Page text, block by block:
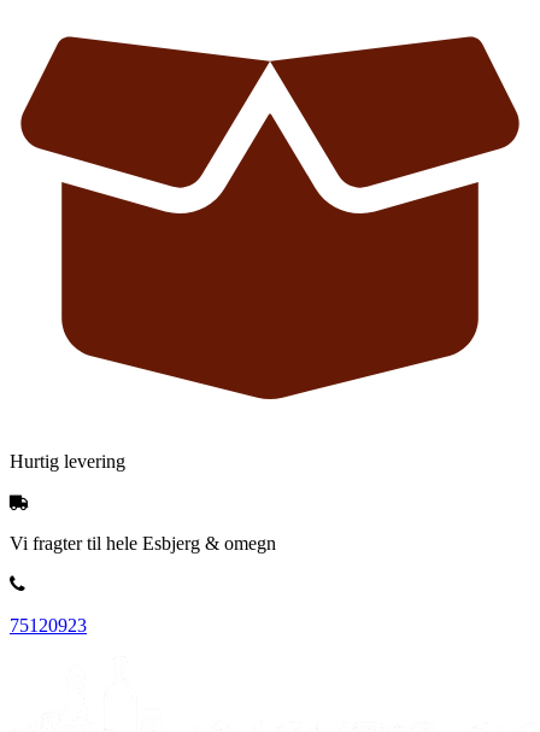
Hurtig levering
Vi fragter til hele Esbjerg & omegn
75120923